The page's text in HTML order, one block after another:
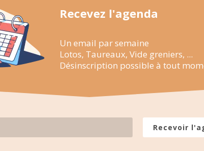
Recevez l'agenda
Un email par semaine
Lotos, Taureaux, Vide greniers, ...
Désinscription possible à tout
Recevoir